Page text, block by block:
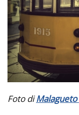
Foto diMalagueto